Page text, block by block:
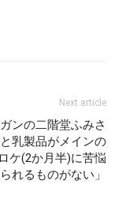
Next article
ンの二階堂ふみさ
乳製品がメインの
ケ(2か月半)に苦悩
られるものがない」